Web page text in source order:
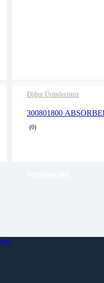
Diğer Ürünlerimiz
300801800
(0)
Delivery time: 1-